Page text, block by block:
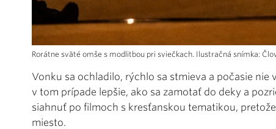
Rorátne sväté omše s modlitbou pri sviečkach. Ilustračná snímka:
Vonku sa ochladilo, rýchlo sa stmieva a počasie
v tom prípade lepšie, ako sa zamotať do deky a
siahnuť po filmoch s kresťanskou tematikou,
miesto.